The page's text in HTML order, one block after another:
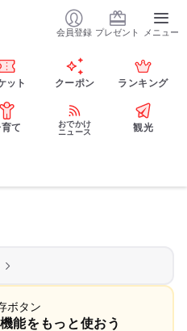
会員登録 プレゼント メニュー
ット クーポン ランキング
て
おでかけ
ニュース
観光
能をもっと使おう